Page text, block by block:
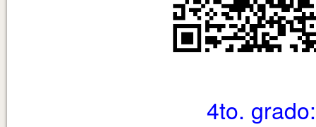
4to. grado: